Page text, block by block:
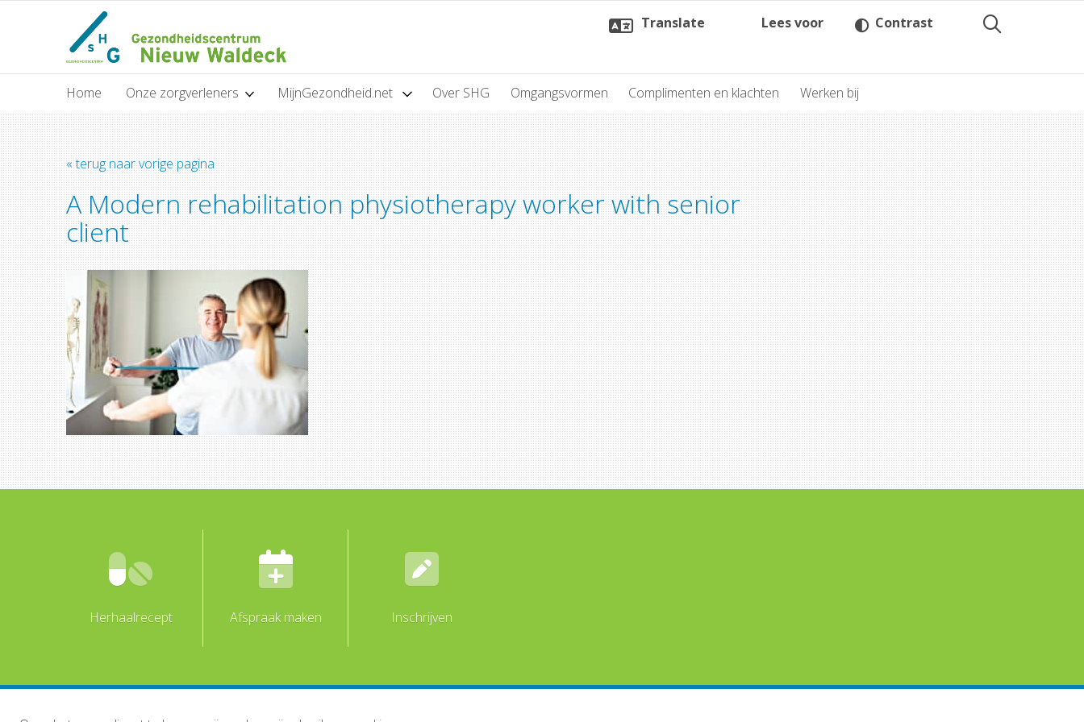
Translate Lees voor Contrast
Home Onze zorgverleners MijnGezondheid.net Over SHG Omgangsvormen Complimenten en klachten Werken bij
« terug naar vorige pagina
A Modern rehabilitation physiotherapy worker with senior
client
Herhaalrecept Afspraak maken Inschrijven